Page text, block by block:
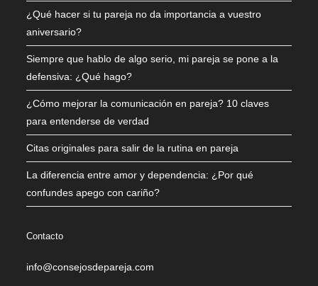
¿Qué hacer si tu pareja no da importancia a vuestro
aniversario?
Siempre que hablo de algo serio, mi pareja se pone a la
defensiva: ¿Qué hago?
¿Cómo mejorar la comunicación en pareja? 10 claves
para entenderse de verdad
Citas originales para salir de la rutina en pareja
La diferencia entre amor y dependencia: ¿Por qué
confundes apego con cariño?
Contacto
info@consejosdepareja.com